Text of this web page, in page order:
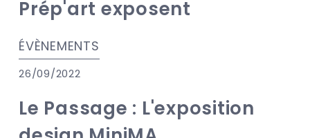
Prép'art exposent
ÉVÈNEMENTS
26/09/2022
Le Passage : L'exposition